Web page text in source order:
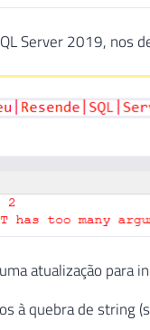
Server 2019, nos
atualização para
à quebra de string